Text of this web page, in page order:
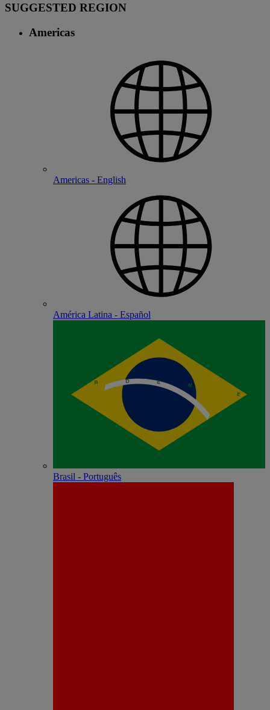
SUGGESTED REGION
Americas
Americas - English
América Latina - Español
Brasil - Português